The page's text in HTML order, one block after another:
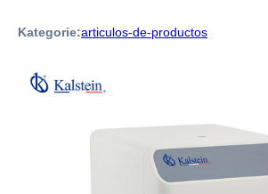
Kategorie:articulos-de-productos